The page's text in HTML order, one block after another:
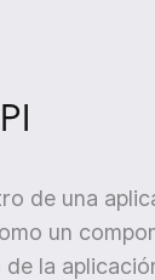
de una
un
la